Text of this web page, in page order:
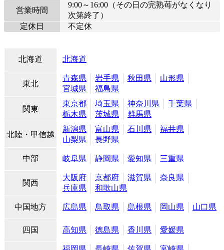
営業時間
9:00～16:00（その日の完熟苺がなくなり
次第終了）
定休日
不定休
北海道 北海道
東北
青森県 岩手県 秋田県
山形県
宮城県
福島県
関東
東京都 埼玉県 神奈川県
千葉県
栃木県
茨城県 群馬県
北陸・甲信越
新潟県 富山県 石川県
福井県
山梨県
長野県
中部 岐阜県 静岡県 愛知県 三重県
関西
大阪府 京都府 滋賀県
奈良県
兵庫県
和歌山県
中国地方 広島県 鳥取県 島根県 岡山県 山口県
四国 高知県 徳島県 香川県 愛媛県